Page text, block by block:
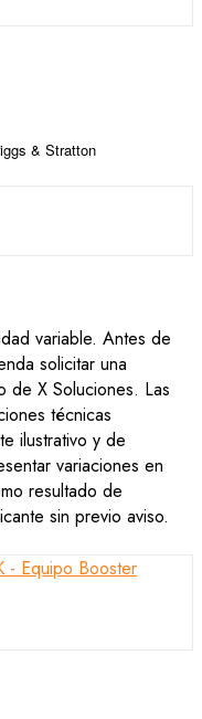
& Stratton
variable. Antes de
solicitar una
de X Soluciones. Las
técnicas
ilustrativo y de
variaciones en
resultado de
sin previo aviso.